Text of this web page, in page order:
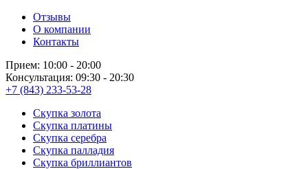
Отзывы
О компании
Контакты
Прием: 10:00 - 20:00
Консультация: 09:30 - 20:30
+7 (843) 233-53-28
Скупка золота
Скупка платины
Скупка серебра
Скупка палладия
Скупка бриллиантов